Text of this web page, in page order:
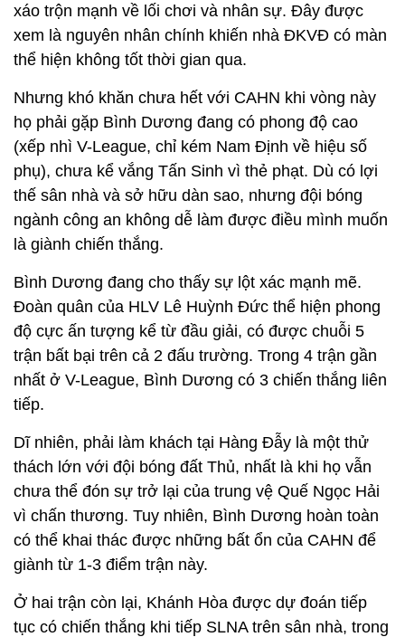
xáo trộn mạnh về lối chơi và nhân sự. Đây được
xem là nguyên nhân chính khiến nhà ĐKVĐ có màn
thể hiện không tốt thời gian qua.
Nhưng khó khăn chưa hết với CAHN khi vòng này
họ phải gặp Bình Dương đang có phong độ cao
(xếp nhì V-League, chỉ kém Nam Định về hiệu số
phụ), chưa kể vắng Tấn Sinh vì thẻ phạt. Dù có lợi
thế sân nhà và sở hữu dàn sao, nhưng đội bóng
ngành công an không dễ làm được điều mình muốn
là giành chiến thắng.
Bình Dương đang cho thấy sự lột xác mạnh mẽ.
Đoàn quân của HLV Lê Huỳnh Đức thể hiện phong
độ cực ấn tượng kể từ đầu giải, có được chuỗi 5
trận bất bại trên cả 2 đấu trường. Trong 4 trận gần
nhất ở V-League, Bình Dương có 3 chiến thắng liên
tiếp.
Dĩ nhiên, phải làm khách tại Hàng Đẫy là một thử
thách lớn với đội bóng đất Thủ, nhất là khi họ vẫn
chưa thể đón sự trở lại của trung vệ Quế Ngọc Hải
vì chấn thương. Tuy nhiên, Bình Dương hoàn toàn
có thể khai thác được những bất ổn của CAHN để
giành từ 1-3 điểm trận này.
Ở hai trận còn lại, Khánh Hòa được dự đoán tiếp
tục có chiến thắng khi tiếp SLNA trên sân nhà, trong